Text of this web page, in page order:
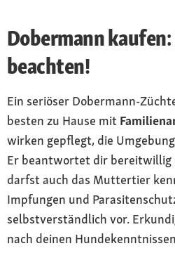
Dobermann
beachten!
Ein seriöser Dobermann-
besten zu Hause mit
wirken gepflegt, die
Er beantwortet dir bereitwillig
darfst auch das Muttertier
Impfungen und
selbstverständlich vor.
nach deinen